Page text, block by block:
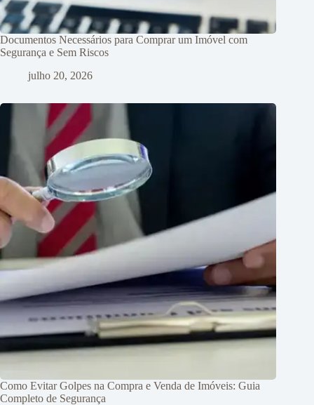
Documentos Necessários para Comprar um Imóvel com
Segurança e Sem Riscos
julho 20, 2026
Como Evitar Golpes na Compra e Venda de Imóveis: Guia
Completo de Segurança